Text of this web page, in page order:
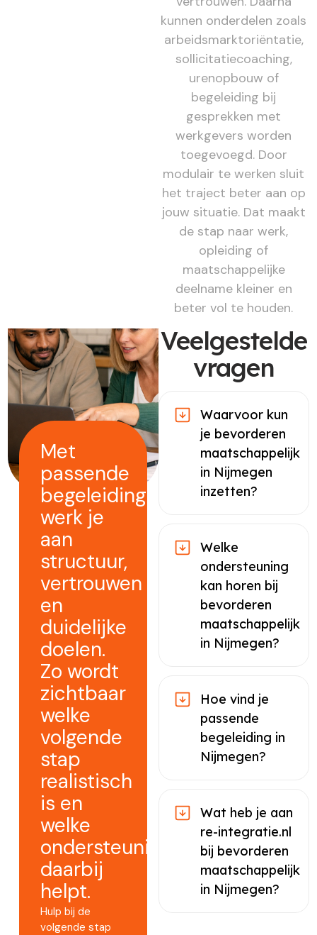
kunnen onderdelen zoals
arbeidsmarktoriëntatie,
sollicitatiecoaching,
urenopbouw of
begeleiding bij
gesprekken met
werkgevers worden
toegevoegd. Door
modulair te werken sluit
het traject beter aan op
jouw situatie. Dat maakt
de stap naar werk,
opleiding of
maatschappelijke
deelname kleiner en
beter vol te houden.
Met
passende
begeleiding
werk je
aan
structuur,
vertrouwen
en
duidelijke
doelen.
Zo wordt
zichtbaar
welke
volgende
stap
realistisch
is en
welke
ondersteuning
daarbij
helpt.
Hulp bij de
volgende stap
Veelgestelde
vragen
Waarvoor kun
je bevorderen
maatschappelijk
in Nijmegen
inzetten?
Welke
ondersteuning
kan horen bij
bevorderen
maatschappelijk
in Nijmegen?
Hoe vind je
passende
begeleiding in
Nijmegen?
Wat heb je aan
re-integratie.nl
bij bevorderen
maatschappelijk
in Nijmegen?